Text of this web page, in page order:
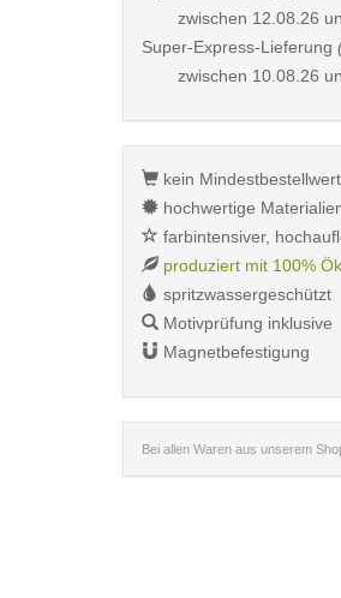
zwischen 12.08.26
Super-Express-Lieferung
zwischen 10.08.26
kein Mindestbestellwert
hochwertige
farbintensiver,
produziert mit 100%
spritzwassergeschützt
Motivprüfung inklusive
Magnetbefestigung
Bei allen Waren aus unserem